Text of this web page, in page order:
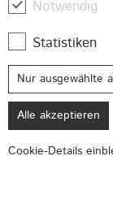
Notwendig
Statistiken
Nur ausgewählte
Alle akzeptieren
Cookie-Details
Beschläge
©